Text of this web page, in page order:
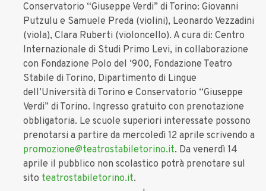
Conservatorio “Giuseppe Verdi” di Torino: Giovanni
Putzulu e Samuele Preda (violini), Leonardo Vezzadini
(viola), Clara Ruberti (violoncello). A cura di: Centro
Internazionale di Studi Primo Levi, in collaborazione
con Fondazione Polo del ‘900, Fondazione Teatro
Stabile di Torino, Dipartimento di Lingue
dell’Università di Torino e Conservatorio “Giuseppe
Verdi” di Torino. Ingresso gratuito con prenotazione
obbligatoria. Le scuole superiori interessate possono
prenotarsi a partire da mercoledì 12 aprile scrivendo a
promozione@teatrostabiletorino.it. Da venerdì 14
aprile il pubblico non scolastico potrà prenotare sul
sito teatrostabiletorino.it.